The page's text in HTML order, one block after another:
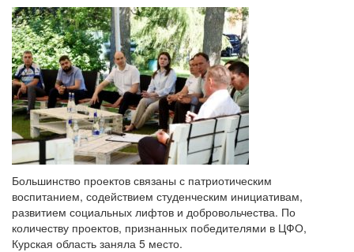
Большинство проектов связаны с патриотическим
воспитанием, содействием студенческим инициативам,
развитием социальных лифтов и добровольчества. По
количеству проектов, признанных победителями в ЦФО,
Курская область заняла 5 место.